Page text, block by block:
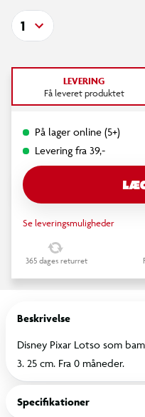
1
LEVERING
Få leveret produktet
På lager online (5+)
Levering fra 39,-
Se leveringsmuligheder
365 dages returret
Beskrivelse
Disney Pixar Lotso som
3. 25 cm. Fra 0 måneder.
Specifikationer